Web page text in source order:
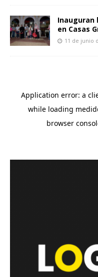
Inauguran
en Casas
11 de junio